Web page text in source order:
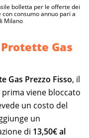
bolletta per le offerte dei
con consumo annuo pari a
Milano
Gas
Gas Prezzo Fisso, il
viene bloccato
un costo del
un
di 13,50€ al